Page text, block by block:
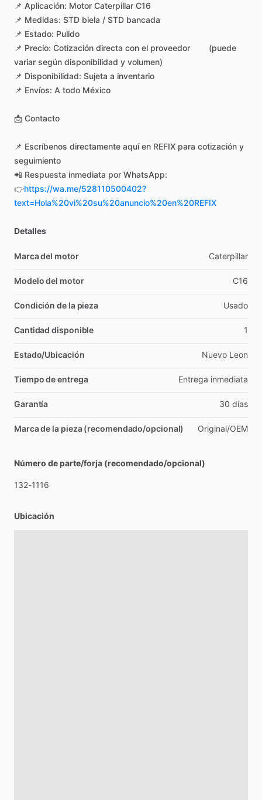
📌 Aplicación: Motor Caterpillar C16
📌 Medidas: STD biela ​/​ STD bancada
📌 Estado: Pulido
📌 Precio: Cotización directa con el proveedor
(puede
variar según disponibilidad y volumen)
📌 Disponibilidad: Sujeta a inventario
📌 Envíos: A todo México
📩 Contacto
📌 Escríbenos directamente aquí en REFIX para cotización y
seguimiento
📲 Respuesta inmediata por WhatsApp:
👉https://wa.me/528110500402?
text=Hola%20vi%20su%20anuncio%20en%20REFIX
Detalles
Marca del motor Caterpillar
Modelo del motor C16
Condición de la pieza Usado
Cantidad disponible 1
Estado/Ubicación Nuevo Leon
Tiempo de entrega Entrega inmediata
Garantía 30 días
Marca de la pieza (recomendado/opcional) Original​/​OEM
Número de parte/forja (recomendado/opcional)
132-1116
Ubicación